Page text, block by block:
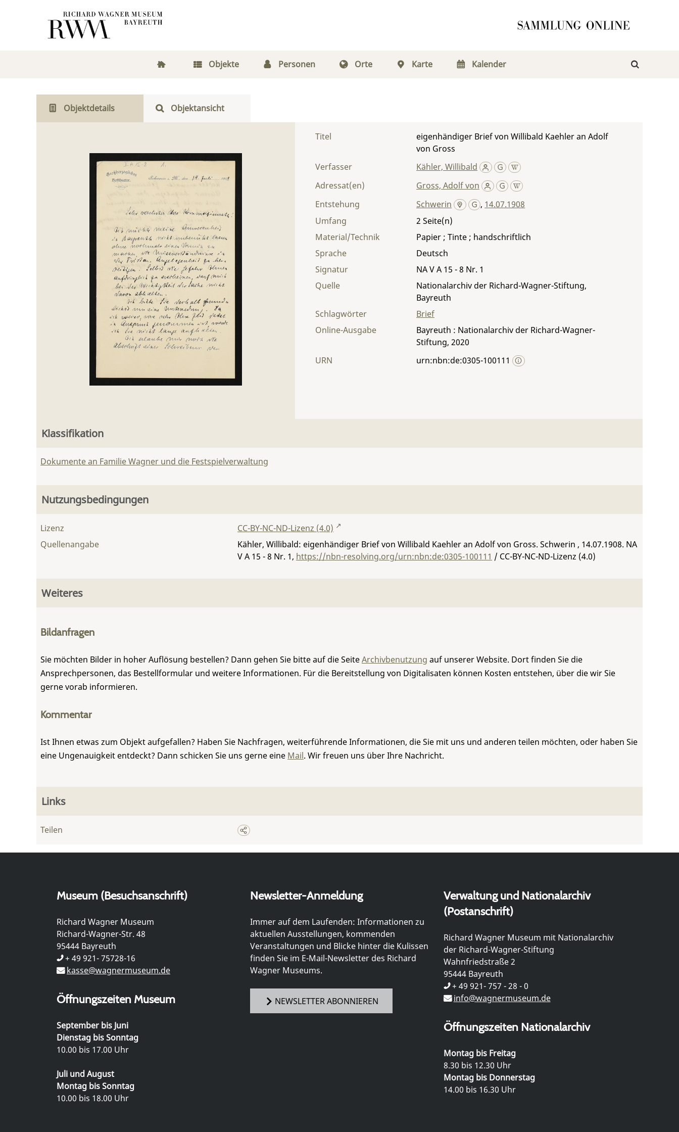
Objekte Personen Orte Karte Kalender
Objektdetails Objektansicht
Titel
eigenhändiger Brief von Willibald Kaehler an Adolf
von Gross
Verfasser
Kähler, Willibald
Adressat(en)
Gross, Adolf von
Entstehung
Schwerin , 14.07.1908
Umfang
2
Material/Technik
Papier ; Tinte ; handschriftlich
Sprache
Deutsch
Signatur
NA V A 15 - 8 Nr. 1
Quelle
Nationalarchiv der Richard-Wagner-Stiftung,
Bayreuth
Schlagwörter
Brief
Online-Ausgabe
Bayreuth : Nationalarchiv der Richard-Wagner-
Stiftung, 2020
URN
urn:nbn:de:0305-100111
Klassifikation
Dokumente an Familie Wagner und die Festspielverwaltung
Nutzungsbedingungen
Lizenz
CC-BY-NC-ND-Lizenz (4.0)
Quellenangabe
Kähler, Willibald: eigenhändiger Brief von Willibald Kaehler an Adolf von Gross. Schwerin , 14.07.1908. NA
V A 15 - 8 Nr. 1, https://nbn-resolving.org/urn:nbn:de:0305-100111 / CC-BY-NC-ND-Lizenz (4.0)
Weiteres
Bildanfragen
Sie möchten Bilder in hoher Auflösung bestellen? Dann gehen Sie bitte auf die SeiteArchivbenutzung auf unserer Website. Dort finden Sie die
Ansprechpersonen, das Bestellformular und weitere Informationen. Für die Bereitstellung von Digitalisaten können Kosten entstehen, über die wir Sie
gerne vorab informieren.
Kommentar
Ist Ihnen etwas zum Objekt aufgefallen? Haben Sie Nachfragen, weiterführende Informationen, die Sie mit uns und anderen teilen möchten, oder haben Sie
eine Ungenauigkeit entdeckt? Dann schicken Sie uns gerne eine Mail. Wir freuen uns über Ihre Nachricht.
Links
Teilen
Museum (Besuchsanschrift)
Richard Wagner Museum
Richard-Wagner-Str. 48
95444 Bayreuth
+ 49 921- 75728-16
kasse@wagnermuseum.de
Öffnungszeiten Museum
September bis Juni
Dienstag bis Sonntag
10.00 bis 17.00 Uhr
Juli und August
Montag bis Sonntag
10.00 bis 18.00 Uhr
Newsletter-Anmeldung
Immer auf dem Laufenden: Informationen zu
aktuellen Ausstellungen, kommenden
Veranstaltungen und Blicke hinter die Kulissen
finden Sie im E-Mail-Newsletter des Richard
Wagner Museums.
NEWSLETTER ABONNIEREN
Verwaltung und Nationalarchiv
(Postanschrift)
Richard Wagner Museum mit Nationalarchiv
der Richard-Wagner-Stiftung
Wahnfriedstraße 2
95444 Bayreuth
+ 49 921- 757 - 28 - 0
info@wagnermuseum.de
Öffnungszeiten Nationalarchiv
Montag bis Freitag
8.30 bis 12.30 Uhr
Montag bis Donnerstag
14.00 bis 16.30 Uhr